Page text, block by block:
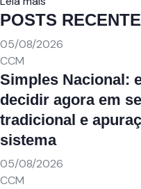
POSTS
05/08/2026
CCM
Simples Nacional:
decidir agora em
tradicional e
sistema
05/08/2026
CCM